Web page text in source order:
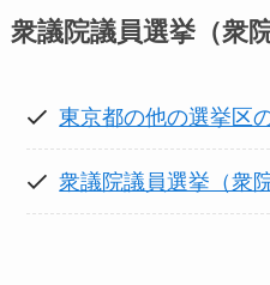
衆議院議員選挙（衆
東京都の他の選挙区
衆議院議員選挙（衆